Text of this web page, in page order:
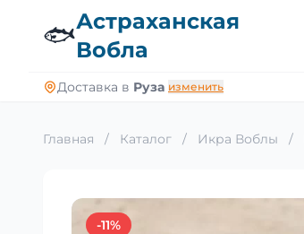
🐟Астраханская
Вобла
Доставка в Руза изменить
Главная / Каталог / Икра Воблы /
-11%